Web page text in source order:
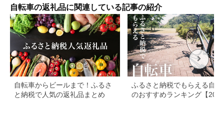
じいちゃん おばあち
ゃん チャリンコ ブリ
ジストン
自転車の返礼品に関連している記事の紹介
自転車からビールまで！ふるさ
と納税で人気の返礼品まとめ
ふるさと納税でもらえる自転
のおすすめランキング【